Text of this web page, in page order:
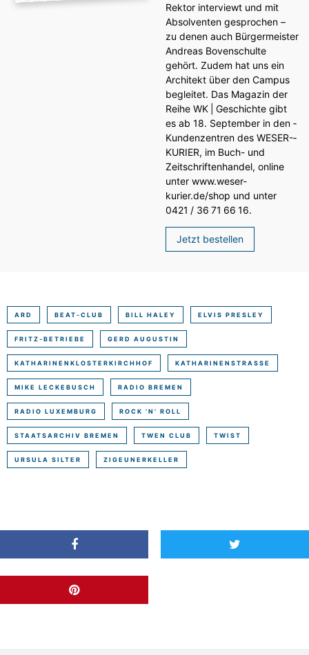
Rektor interviewt und mit
Absolventen gesprochen –
zu denen auch Bürgermeister
Andreas Bovenschulte
gehört. Zudem hat uns ein
Architekt über den Campus
begleitet. Das Magazin der
Reihe WK | Geschichte gibt
es ab 18. September in den ­
Kundenzentren des WESER-­
KURIER, im Buch- und
Zeitschriftenhandel, online
unter www.weser-
kurier.de/shop und unter
0421 / 36 71 66 16.
Jetzt bestellen
ARD BEAT-CLUB BILL HALEY ELVIS PRESLEY
FRITZ-BETRIEBE GERD AUGUSTIN
KATHARINENKLOSTERKIRCHHOF KATHARINENSTRASSE
MIKE LECKEBUSCH RADIO BREMEN
RADIO LUXEMBURG ROCK ’N’ ROLL
STAATSARCHIV BREMEN TWEN CLUB TWIST
URSULA SILTER ZIGEUNERKELLER